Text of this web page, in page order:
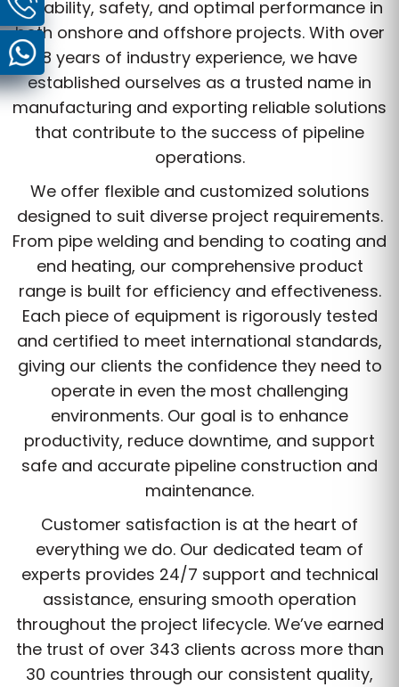
durability, safety, and optimal performance in
both onshore and offshore projects. With over
8 years of industry experience, we have
established ourselves as a trusted name in
manufacturing and exporting reliable solutions
that contribute to the success of pipeline
operations.
We offer flexible and customized solutions
designed to suit diverse project requirements.
From pipe welding and bending to coating and
end heating, our comprehensive product
range is built for efficiency and effectiveness.
Each piece of equipment is rigorously tested
and certified to meet international standards,
giving our clients the confidence they need to
operate in even the most challenging
environments. Our goal is to enhance
productivity, reduce downtime, and support
safe and accurate pipeline construction and
maintenance.
Customer satisfaction is at the heart of
everything we do. Our dedicated team of
experts provides 24/7 support and technical
assistance, ensuring smooth operation
throughout the project lifecycle. We’ve earned
the trust of over 343 clients across more than
30 countries through our consistent quality,